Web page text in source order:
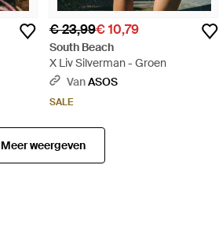
€ 23,99€ 10,79
South Beach
X Liv Silverman - Groen
VanASOS
SALE
Meer weergeven